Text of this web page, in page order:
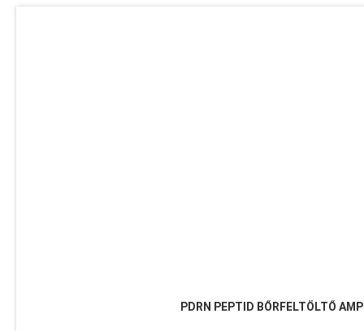
PDRN PEPTID BŐRFELTÖLTŐ